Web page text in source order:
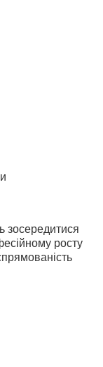
зосередитися
росту